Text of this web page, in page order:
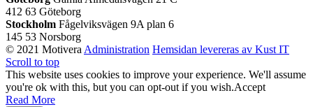
412 63 Göteborg
Stockholm Fågelviksvägen 9A plan 6
145 53 Norsborg
© 2021 Motivera Administration Hemsidan levereras av Kust IT
Scroll to top
This website uses cookies to improve your experience. We'll assume
you're ok with this, but you can opt-out if you wish.Accept
Read More